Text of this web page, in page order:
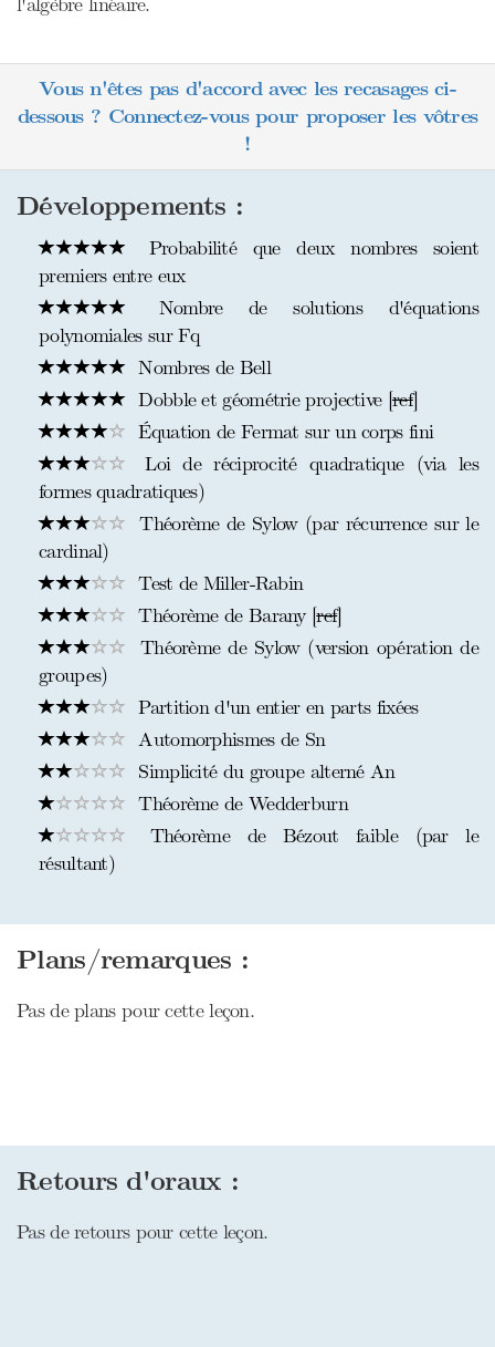
Vous n'êtes pas d'accord avec les recasages ci-
dessous ? Connectez-vous pour proposer les vôtres
!
Développements :
Probabilité que deux nombres soient
premiers entre eux
Nombre de solutions d'équations
polynomiales sur Fq
Nombres de Bell
Dobble et géométrie projective [ref]
Équation de Fermat sur un corps fini
Loi de réciprocité quadratique (via les
formes quadratiques)
Théorème de Sylow (par récurrence sur le
cardinal)
Test de Miller-Rabin
Théorème de Barany [ref]
Théorème de Sylow (version opération de
groupes)
Partition d'un entier en parts fixées
Automorphismes de Sn
Simplicité du groupe alterné An
Théorème de Wedderburn
Théorème de Bézout faible (par le
résultant)
Plans/remarques :
Pas de plans pour cette leçon.
Retours d'oraux :
Pas de retours pour cette leçon.